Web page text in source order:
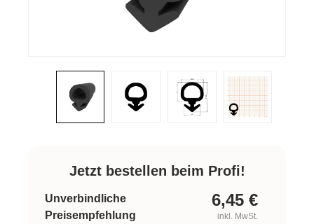
Jetzt bestellen beim Profi!
Unverbindliche
Preisempfehlung
6,45 €
inkl. MwSt.